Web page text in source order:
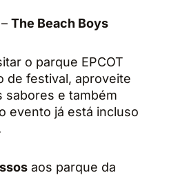
The Beach Boys
o parque EPCOT
de festival, aproveite
sabores e também
evento já está incluso
aos parque da